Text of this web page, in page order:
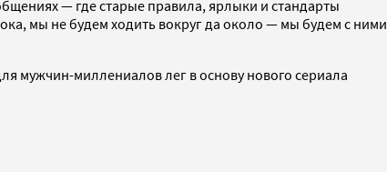
— где старые правила, ярлыки и стандарты
мы не будем ходить вокруг да около — мы будем с ними
мужчин-миллениалов лег в основу нового сериала